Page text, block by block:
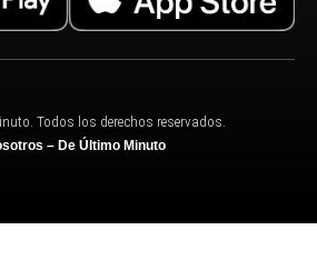
Todos los derechos reservados.
– De Último Minuto